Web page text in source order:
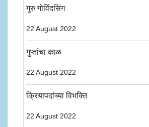
गुरु गोविंदसिंग
22 August 2022
गुप्तांचा काळ
22 August 2022
क्रियापदांच्या विभक्ति
22 August 2022